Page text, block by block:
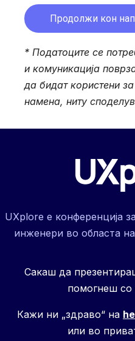
* Податоците се
и комуникација
да бидат користени
намена, ниту
UXplore е конференција
инженери во областа
Сакаш да
помогнеш со
Кажи ни „здраво“ на
или во